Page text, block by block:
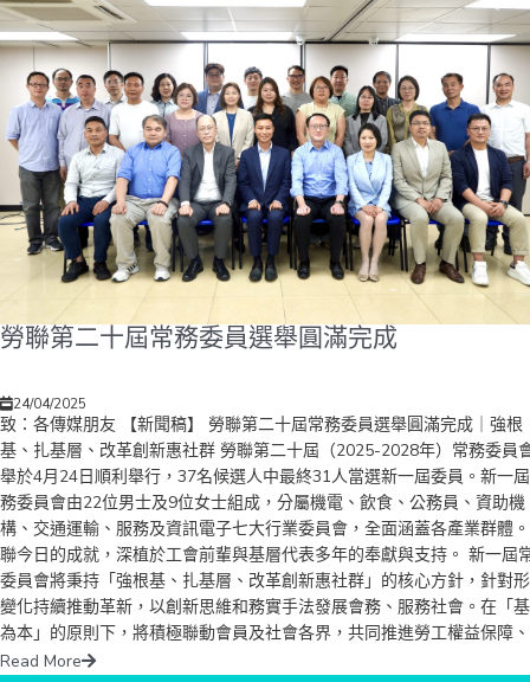
勞聯第二十屆常務委員選舉圓滿完成
24/04/2025
致：各傳媒朋友 【新聞稿】 勞聯第二十屆常務委員選舉圓滿完成｜強根
基、扎基層、改革創新惠社群 勞聯第二十屆（2025-2028年）常務委員
舉於4月24日順利舉行，37名候選人中最終31人當選新一屆委員。新一
務委員會由22位男士及9位女士組成，分屬機電、飲食、公務員、資助機
構、交通運輸、服務及資訊電子七大行業委員會，全面涵蓋各產業群體
聯今日的成就，深植於工會前輩與基層代表多年的奉獻與支持。 新一屆
委員會將秉持「強根基、扎基層、改革創新惠社群」的核心方針，針對
變化持續推動革新，以創新思維和務實手法發展會務、服務社會。在「
為本」的原則下，將積極聯動會員及社會各界，共同推進勞工權益保障
業培訓體系優化及產業多元化發展，進而提升香港整體競爭力。未來，
Read More